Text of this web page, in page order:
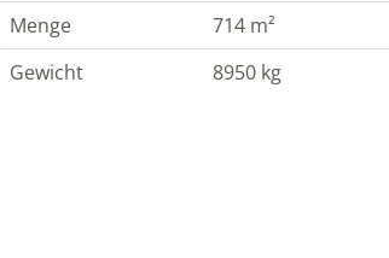
Menge
714 m²
Gewicht
8950 kg